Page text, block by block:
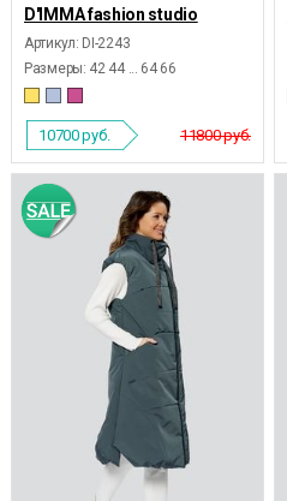
D'IMMA fashion studio
Артикул: DI-2243
Размеры: 42 44 ... 64 66
11800 руб.
10700руб.